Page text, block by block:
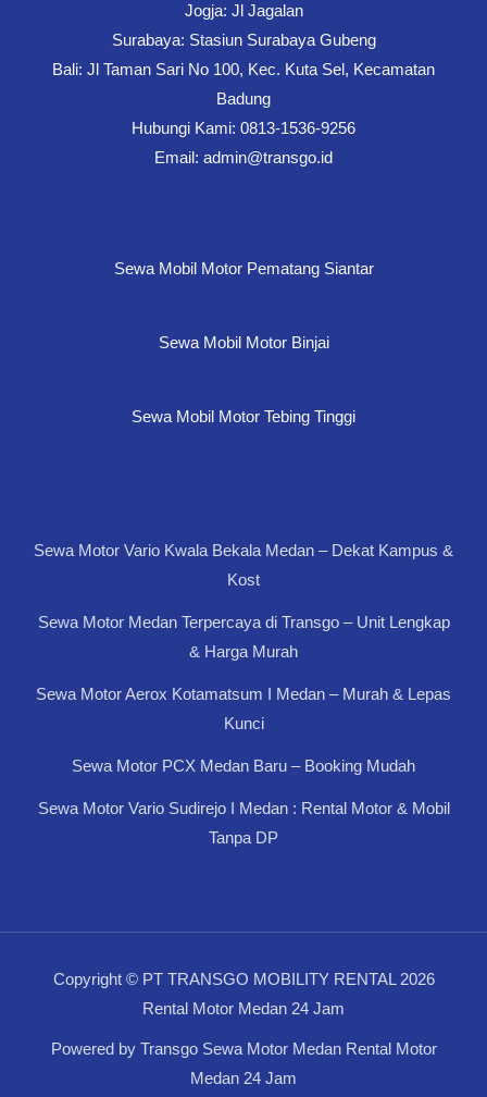
Jogja: Jl Jagalan
Surabaya: Stasiun Surabaya Gubeng
Bali: Jl Taman Sari No 100, Kec. Kuta Sel, Kecamatan
Badung
Hubungi Kami: 0813-1536-9256
Email: admin@transgo.id
Sewa Mobil Motor Pematang Siantar
Sewa Mobil Motor Binjai
Sewa Mobil Motor Tebing Tinggi
Sewa Motor Vario Kwala Bekala Medan – Dekat Kampus &
Kost
Sewa Motor Medan Terpercaya di Transgo – Unit Lengkap
& Harga Murah
Sewa Motor Aerox Kotamatsum I Medan – Murah & Lepas
Kunci
Sewa Motor PCX Medan Baru – Booking Mudah
Sewa Motor Vario Sudirejo I Medan : Rental Motor & Mobil
Tanpa DP
Copyright © PT TRANSGO MOBILITY RENTAL 2026
Rental Motor Medan 24 Jam
Powered by Transgo Sewa Motor Medan Rental Motor
Medan 24 Jam